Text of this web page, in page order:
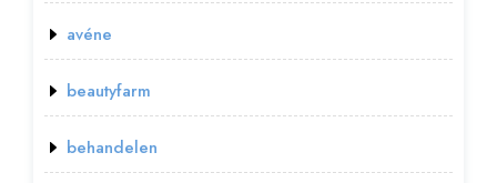
avéne
beautyfarm
behandelen